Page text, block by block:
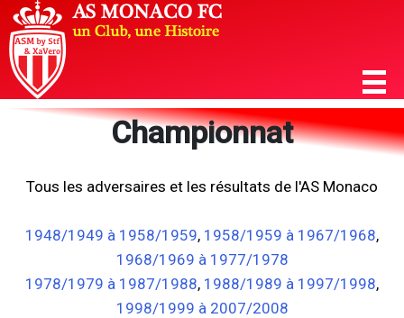
Championnat
Tous les adversaires et les résultats de l'AS Monaco
1948/1949 à 1958/1959, 1958/1959 à 1967/1968,
1968/1969 à 1977/1978
1978/1979 à 1987/1988, 1988/1989 à 1997/1998,
1998/1999 à 2007/2008